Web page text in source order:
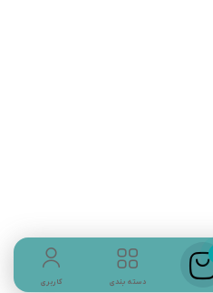
دسته بندی کاربری